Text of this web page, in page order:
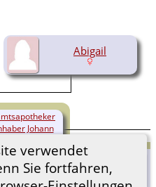
verwendet
Sie fortfahren,
Abigail
Johann
1764)